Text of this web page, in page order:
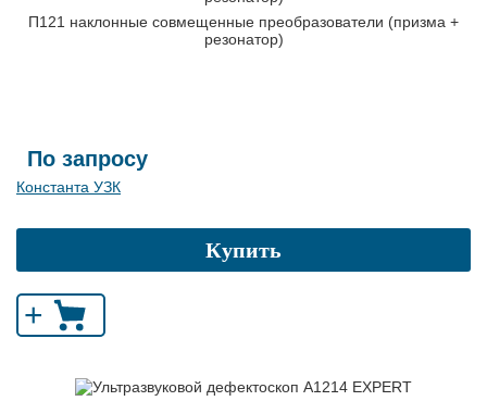
П121 наклонные совмещенные преобразователи (призма +
резонатор)
По запросу
Константа УЗК
Купить
+